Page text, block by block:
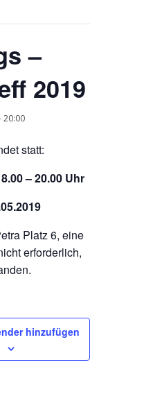
–
2019
20:00
statt:
– 20.00 Uhr
Platz 6, eine
erforderlich,
hinzufügen